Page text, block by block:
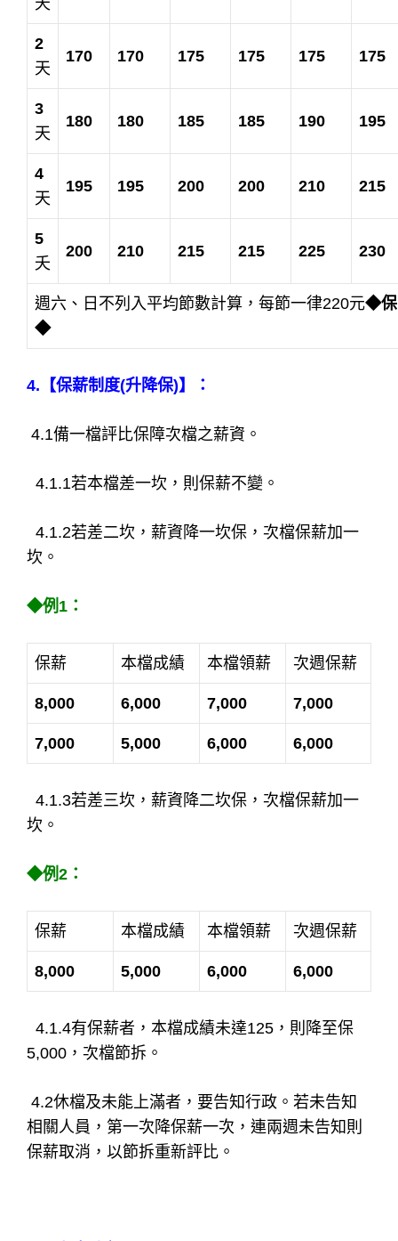
天
2
天
170 170 175 175 175 175
3
天
180 180 185 185 190 195
4
天
195 195 200 200 210 215
5
夭
200 210 215 215 225 230
週六、日不列入平均節數計算，每節一律220元◆保
◆
4.【保薪制度(升降保)】：
4.1備一檔評比保障次檔之薪資。
4.1.1若本檔差一坎，則保薪不變。
4.1.2若差二坎，薪資降一坎保，次檔保薪加一
坎。
◆例1：
保薪 本檔成績 本檔領薪 次週保薪
8,000 6,000 7,000 7,000
7,000 5,000 6,000 6,000
4.1.3若差三坎，薪資降二坎保，次檔保薪加一
坎。
◆例2：
保薪 本檔成績 本檔領薪 次週保薪
8,000 5,000 6,000 6,000
4.1.4有保薪者，本檔成績未達125，則降至保
5,000，次檔節拆。
4.2休檔及未能上滿者，要告知行政。若未告知
相關人員，第一次降保薪一次，連兩週未告知則
保薪取消，以節拆重新評比。